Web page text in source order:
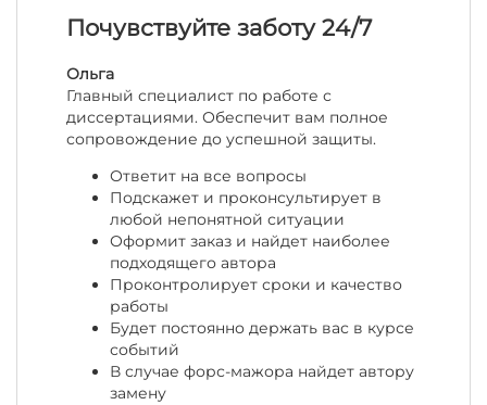
Почувствуйте заботу 24/7
Ольга
Главный специалист по работе с
диссертациями. Обеспечит вам полное
сопровождение до успешной защиты.
Ответит на все вопросы
Подскажет и проконсультирует в
любой непонятной ситуации
Оформит заказ и найдет наиболее
подходящего автора
Проконтролирует сроки и качество
работы
Будет постоянно держать вас в курсе
событий
В случае форс-мажора найдет автору
замену